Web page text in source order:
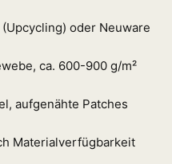
oder Neuware
ca. 600-900 g/m²
aufgenähte Patches
Materialverfügbarkeit